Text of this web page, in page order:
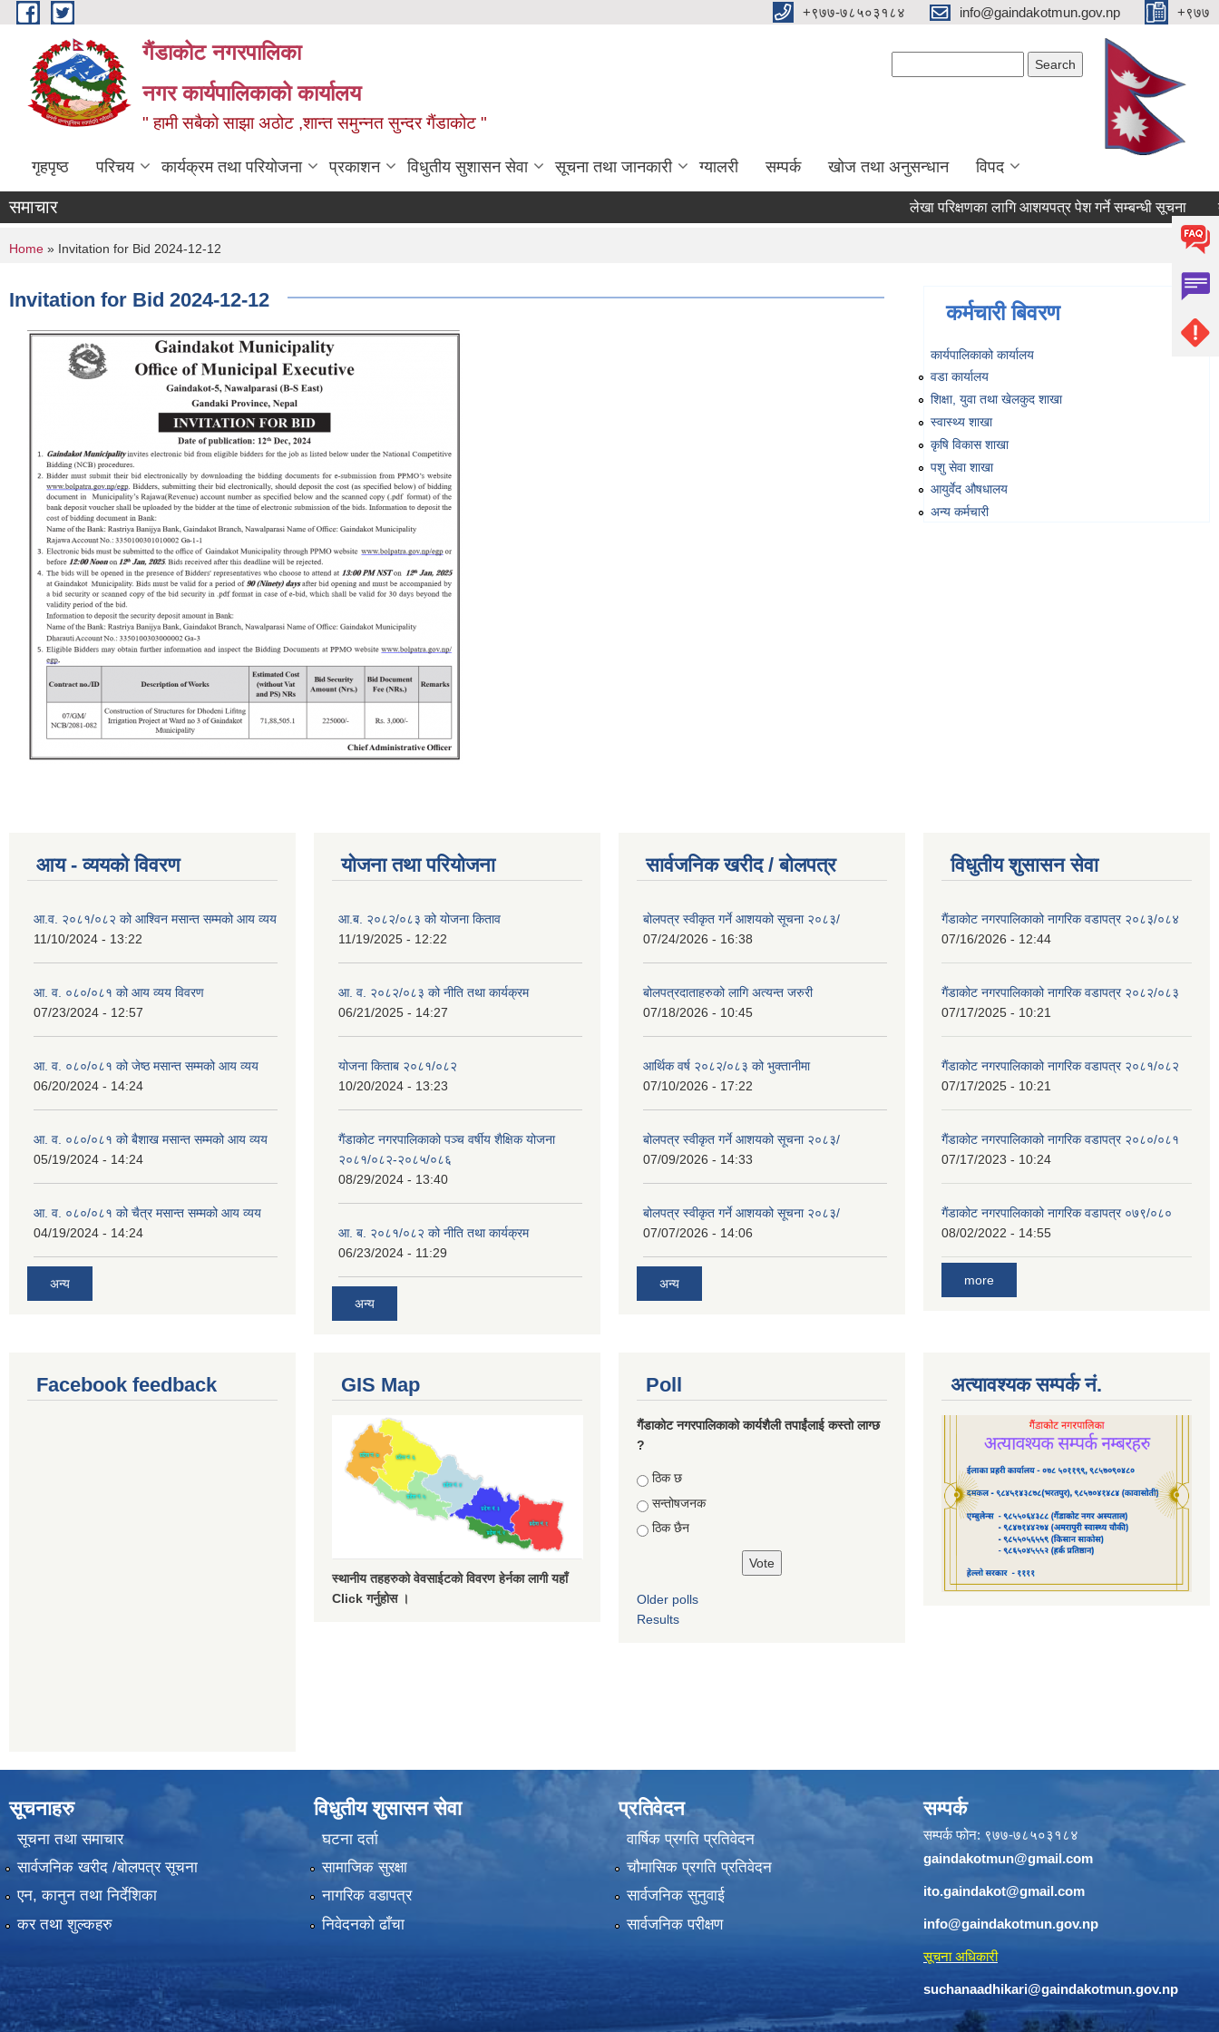
Skip to main content +९७७-७८५०३१८४ info@gaindakotmun.gov.np +९७७
गैंडाकोट नगरपालिका
नगर कार्यपालिकाको कार्यालय
" हामी सबैको साझा अठोट ,शान्त समुन्नत सुन्दर गैंडाकोट "
गृहपृष्ठ परिचय कार्यक्रम तथा परियोजना प्रकाशन विधुतीय सुशासन सेवा सूचना तथा जानकारी ग्यालरी सम्पर्क खोज तथा अनुसन्धान विपद
समाचार लेखा परिक्षणका लागि आशयपत्र पेश गर्ने सम्बन्धी सूचना
You are here
Home » Invitation for Bid 2024-12-12
Invitation for Bid 2024-12-12
कर्मचारी बिवरण
कार्यपालिकाको कार्यालय
वडा कार्यालय
शिक्षा, युवा तथा खेलकुद शाखा
स्वास्थ्य शाखा
कृषि विकास शाखा
पशु सेवा शाखा
आयुर्वेद औषधालय
अन्य कर्मचारी
आय - व्ययको विवरण
आ.व. २०८१/०८२ को आश्विन मसान्त सम्मको आय व्यय
11/10/2024 - 13:22
आ. व. ०८०/०८१ को आय व्यय विवरण
07/23/2024 - 12:57
आ. व. ०८०/०८१ को जेष्ठ मसान्त सम्मको आय व्यय
06/20/2024 - 14:24
आ. व. ०८०/०८१ को बैशाख मसान्त सम्मको आय व्यय
05/19/2024 - 14:24
आ. व. ०८०/०८१ को चैत्र मसान्त सम्मको आय व्यय
04/19/2024 - 14:24
अन्य
योजना तथा परियोजना
आ.ब. २०८२/०८३ को योजना किताव
11/19/2025 - 12:22
आ. व. २०८२/०८३ को नीति तथा कार्यक्रम
06/21/2025 - 14:27
योजना किताब २०८१/०८२
10/20/2024 - 13:23
गैंडाकोट नगरपालिकाको पञ्च वर्षीय शैक्षिक योजना
२०८१/०८२-२०८५/०८६
08/29/2024 - 13:40
आ. ब. २०८१/०८२ को नीति तथा कार्यक्रम
06/23/2024 - 11:29
अन्य
सार्वजनिक खरीद / बोलपत्र
बोलपत्र स्वीकृत गर्ने आशयको सूचना २०८३/
07/24/2026 - 16:38
बोलपत्रदाताहरुको लागि अत्यन्त जरुरी
07/18/2026 - 10:45
आर्थिक वर्ष २०८२/०८३ को भुक्तानीमा
07/10/2026 - 17:22
बोलपत्र स्वीकृत गर्ने आशयको सूचना २०८३/
07/09/2026 - 14:33
बोलपत्र स्वीकृत गर्ने आशयको सूचना २०८३/
07/07/2026 - 14:06
अन्य
विधुतीय शुसासन सेवा
गैंडाकोट नगरपालिकाको नागरिक वडापत्र २०८३/०८४
07/16/2026 - 12:44
गैंडाकोट नगरपालिकाको नागरिक वडापत्र २०८२/०८३
07/17/2025 - 10:21
गैंडाकोट नगरपालिकाको नागरिक वडापत्र २०८१/०८२
07/17/2025 - 10:21
गैंडाकोट नगरपालिकाको नागरिक वडापत्र २०८०/०८१
07/17/2023 - 10:24
गैंडाकोट नगरपालिकाको नागरिक वडापत्र ०७९/०८०
08/02/2022 - 14:55
more
Facebook feedback GIS Map
स्थानीय तहहरुको वेवसाईटको विवरण हेर्नका लागी यहाँ
Click गर्नुहोस ।
Poll
गैंडाकोट नगरपालिकाको कार्यशैली तपाईंलाई कस्तो लाग्छ
?
Choices
ठिक छ
सन्तोषजनक
ठिक छैन
Older polls
Results
अत्यावश्यक सम्पर्क नं.
सूचनाहरु
सूचना तथा समाचार
सार्वजनिक खरीद /बोलपत्र सूचना
एन, कानुन तथा निर्देशिका
कर तथा शुल्कहरु
विधुतीय शुसासन सेवा
घटना दर्ता
सामाजिक सुरक्षा
नागरिक वडापत्र
निवेदनको ढाँचा
प्रतिवेदन
वार्षिक प्रगति प्रतिवेदन
चौमासिक प्रगति प्रतिवेदन
सार्वजनिक सुनुवाई
सार्वजनिक परीक्षण
सम्पर्क
सम्पर्क फोन: ९७७-७८५०३१८४
gaindakotmun@gmail.com
ito.gaindakot@gmail.com
info@gaindakotmun.gov.np
सूचना अधिकारी
suchanaadhikari@gaindakotmun.gov.np